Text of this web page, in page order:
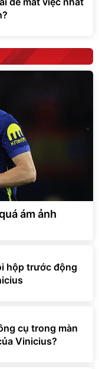
ám ảnh
hộp trước động
cụ trong màn
Vinicius?